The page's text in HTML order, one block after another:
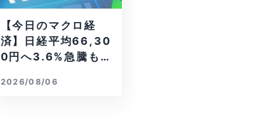
【今日のマクロ経
済】日経平均66,30
0円へ3.6%急騰もA
燃
2026/08/06